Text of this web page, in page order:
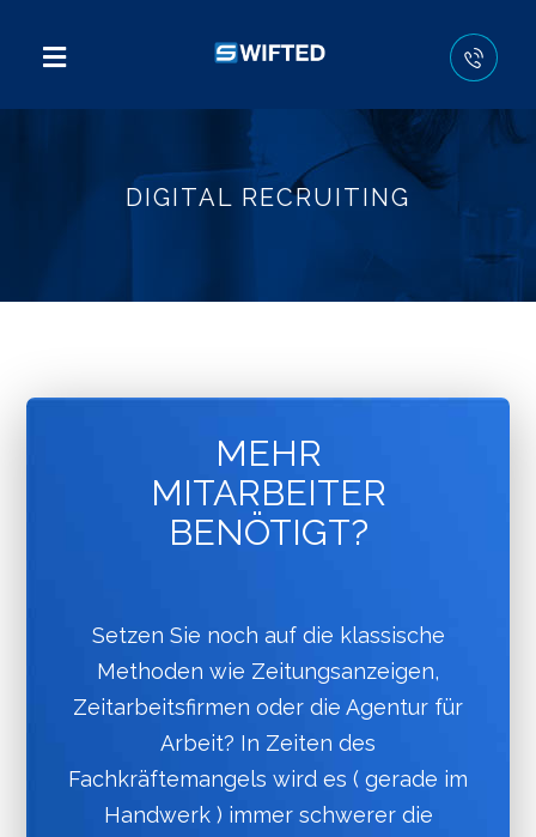
DIGITAL RECRUITING
MEHR
MITARBEITER
BENÖTIGT?
Setzen Sie noch auf die klassische
Methoden wie Zeitungsanzeigen,
Zeitarbeitsfirmen oder die Agentur für
Arbeit? In Zeiten des
Fachkräftemangels wird es ( gerade im
Handwerk ) immer schwerer die